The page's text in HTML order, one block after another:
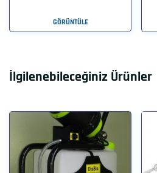
GÖRÜNTÜLE
İlgilenebileceğiniz Ürünler